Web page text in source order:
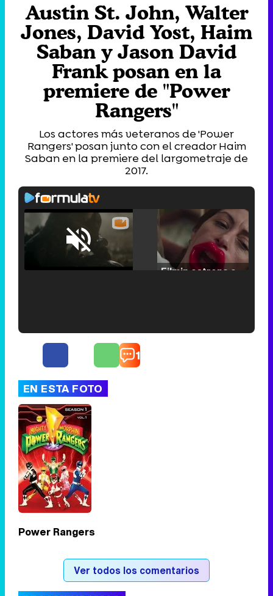
Austin St. John, Walter
Jones, David Yost, Haim
Saban y Jason David
Frank posan en la
premiere de "Power
Rangers"
Los actores más veteranos de 'Power
Rangers' posan junto con el creador Haim
Saban en la premiere del largometraje de
2017.
Unmute /
1
EN ESTA FOTO
Power Rangers
Ver todos los comentarios